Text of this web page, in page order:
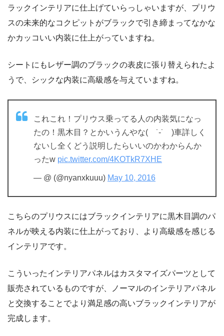
ラックインテリアに仕上げていらっしゃいますが、プリウ
スの未来的なコクピットがブラックで引き締まってなかな
かカッコいい内装に仕上がっていますね。
シートにもレザー調のブラックの表皮に張り替えられたよ
うで、シックな内装に高級感を与えていますね。
これこれ！プリウス乗ってる人の内装気になっ
たの！黒木目？とかいうんやな( ˙-˙ )車詳しく
ないし全くどう説明したらいいのかわからんか
ったw pic.twitter.com/4KOTkR7XHE
— @ (@nyanxkuuu) May 10, 2016
こちらのプリウスにはブラックインテリアに黒木目調のパ
ネルが映える内装に仕上がっており、より高級感を感じる
インテリアです。
こういったインテリアパネルはカスタマイズパーツとして
販売されているものですが、ノーマルのインテリアパネル
と交換することでより満足感の高いブラックインテリアが
完成します。